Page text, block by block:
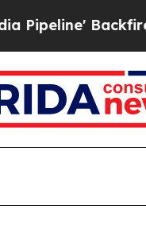
Backfires